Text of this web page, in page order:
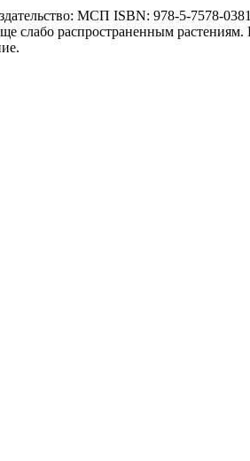
МСП ISBN: 978-5-7578-
распространенным растениям.